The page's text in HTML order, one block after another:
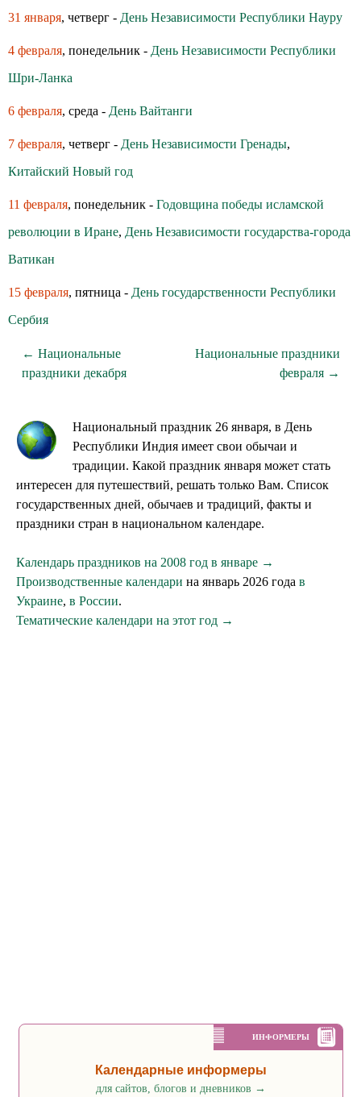
31 января, четверг - День Независимости Республики Науру
4 февраля, понедельник - День Независимости Республики
Шри-Ланка
6 февраля, среда - День Вайтанги
7 февраля, четверг - День Независимости Гренады,
Китайский Новый год
11 февраля, понедельник - Годовщина победы исламской
революции в Иране, День Независимости государства-города
Ватикан
15 февраля, пятница - День государственности Республики
Сербия
← Национальные
праздники декабря
Национальные праздники
февраля →
Национальный праздник 26 января, в День
Республики Индия имеет свои обычаи и
традиции. Какой праздник января может стать
интересен для путешествий, решать только Вам. Список
государственных дней, обычаев и традиций, факты и
праздники стран в национальном календаре.
Календарь праздников на 2008 год в январе →
Производственные календари на январь 2026 года в
Украине, в России.
Тематические календари на этот год →
ИНФОРМЕРЫ
Календарные информеры
для сайтов, блогов и дневников →